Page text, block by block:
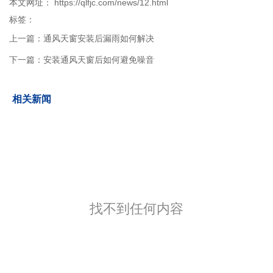
本文网址： https://qlfjc.com/news/12.html
标签：
上一篇： 通风天窗安装后漏雨如何解决
下一篇： 安装通风天窗后如何避免噪音
相关新闻
找不到任何内容